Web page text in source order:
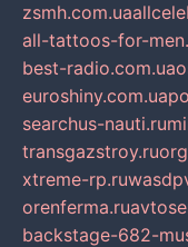
zsmh.com.ua
all-tattoos-for-
best-radio.com.ua
euroshiny.com.ua
searchus-nauti.ru
transgazstroy.ru
xtreme-rp.ru
orenferma.ru
backstage-682-